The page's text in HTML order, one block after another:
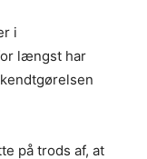
i
længst har
på trods af, at